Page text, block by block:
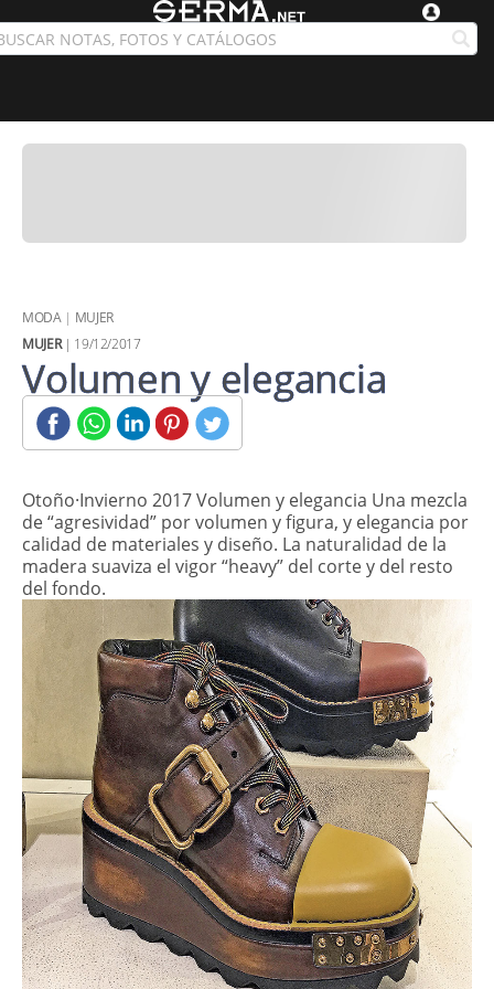
MODA| MUJER
MUJER| 19/12/2017
Volumen y elegancia
Otoño·Invierno 2017 Volumen y elegancia Una mezcla
de “agresividad” por volumen y figura, y elegancia por
calidad de materiales y diseño. La naturalidad de la
madera suaviza el vigor “heavy” del corte y del resto
del fondo.